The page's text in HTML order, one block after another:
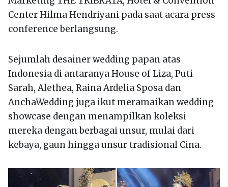
Center Hilma Hendriyani pada saat acara press
conference berlangsung.
Sejumlah desainer wedding papan atas
Indonesia di antaranya House of Liza, Puti
Sarah, Alethea, Raina Ardelia Sposa dan
AnchaWedding juga ikut meramaikan wedding
showcase dengan menampilkan koleksi
mereka dengan berbagai unsur, mulai dari
kebaya, gaun hingga unsur tradisional Cina.